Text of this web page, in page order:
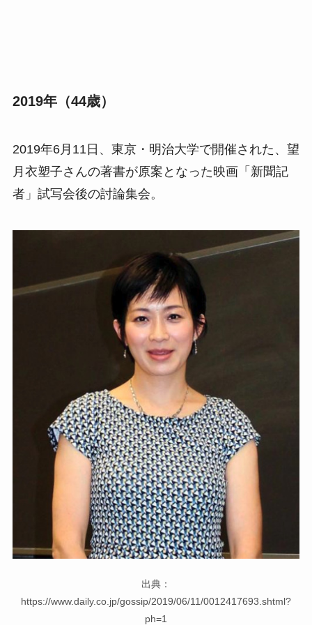
2019年（44歳）
2019年6月11日、東京・明治大学で開催された、望
月衣塑子さんの著書が原案となった映画「新聞記
者」試写会後の討論集会。
出典：
https://www.daily.co.jp/gossip/2019/06/11/0012417693.shtml?
ph=1